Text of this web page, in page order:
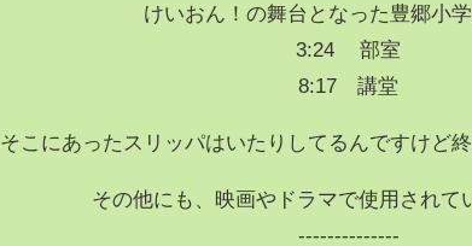
けいおん！の舞台となった豊郷小学
3:24 部室
8:17 講堂
そこにあったスリッパはいたりしてるんですけど
その他にも、映画やドラマで使用されて
--------------